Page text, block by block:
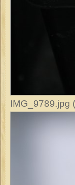
IMG_9789.jpg